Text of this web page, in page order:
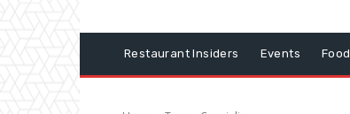
Restaurant Insiders Events Food